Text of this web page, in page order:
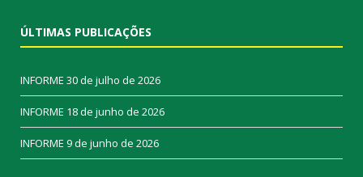
ÚLTIMAS PUBLICAÇÕES
INFORME 30 de julho de 2026
INFORME 18 de junho de 2026
INFORME 9 de junho de 2026